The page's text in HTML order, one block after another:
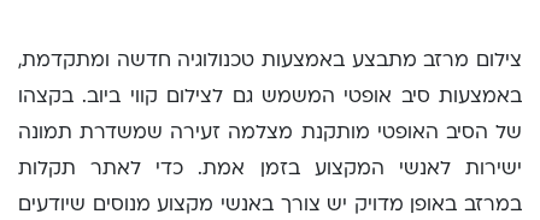
צילום מרזב מתבצע באמצעות טכנולוגיה חדשה ומתקדמת,
באמצעות סיב אופטי המשמש גם לצילום קווי ביוב. בקצהו
של הסיב האופטי מותקנת מצלמה זעירה שמשדרת תמונה
ישירות לאנשי המקצוע בזמן אמת. כדי לאתר תקלות
במרזב באופן מדויק יש צורך באנשי מקצוע מנוסים שיודעים